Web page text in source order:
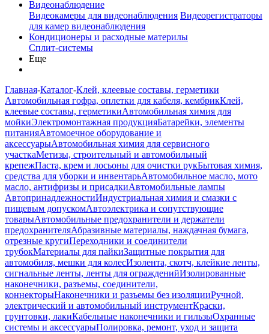
Видеонаблюдение
Видеокамеры для видеонаблюдения Видеорегистраторы
для камер видеонаблюдения
Кондиционеры и расходные материлы
Сплит-системы
Еще
Главная-Каталог-Клей, клеевые составы, герметики
Автомобильная гофра, оплетки для кабеля, кембрикКлей,
клеевые составы, герметикиАвтомобильная химия для
мойкиЭлектромонтажная продукцияБатарейки, элементы
питанияАвтомоечное оборудование и
аксессуарыАвтомобильная химия для сервисного
участкаМетизы, строительный и автомобильный
крепежПаста, крем и лосьоны для очистки рукБытовая химия,
средства для уборки и инвентарьАвтомобильное масло, мото
масло, антифризы и присадкиАвтомобильные лампы
АвтопринадлежностиИндустриальная химия и смазки с
пищевым допускомАвтоэлектрика и сопутствующие
товарыАвтомобильные предохранители и держатели
предохранителяАбразивные материалы, наждачная бумага,
отрезные кругиПереходники и соединители
трубокМатериалы для пайкиЗащитные покрытия для
автомобиля, мешки для колесИзолента, скотч, клейкие ленты,
сигнальные ленты, ленты для огражденийИзолированные
наконечники, разъемы, соединители,
коннекторыНаконечники и разъемы без изоляцииРучной,
электрический и автомобильный инструментКраски,
грунтовки, лакиКабельные наконечники и гильзыОхранные
системы и аксессуарыПолировка, ремонт, уход и защита